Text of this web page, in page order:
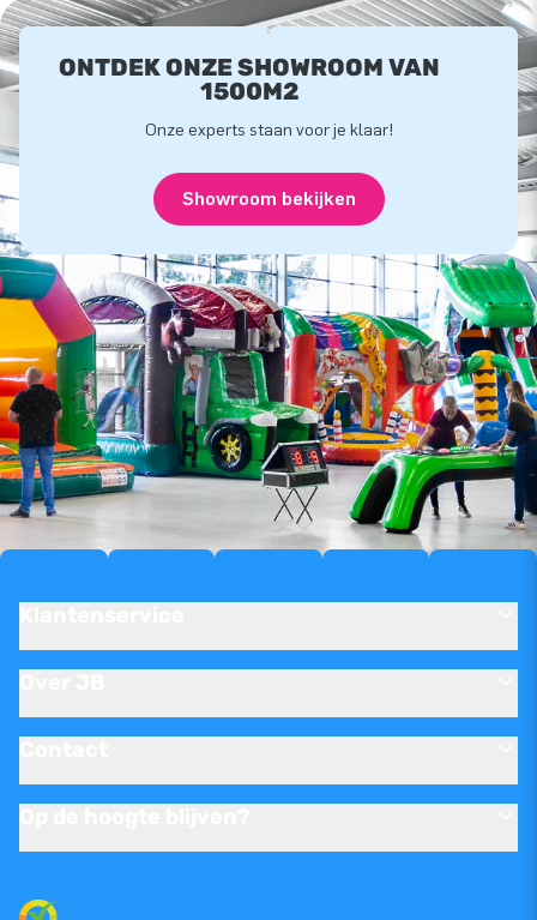
ONTDEK ONZE SHOWROOM VAN
1500M2
Onze experts staan voor je klaar!
Showroom bekijken